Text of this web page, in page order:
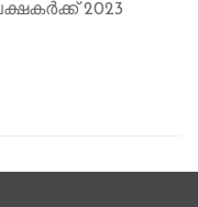
2023